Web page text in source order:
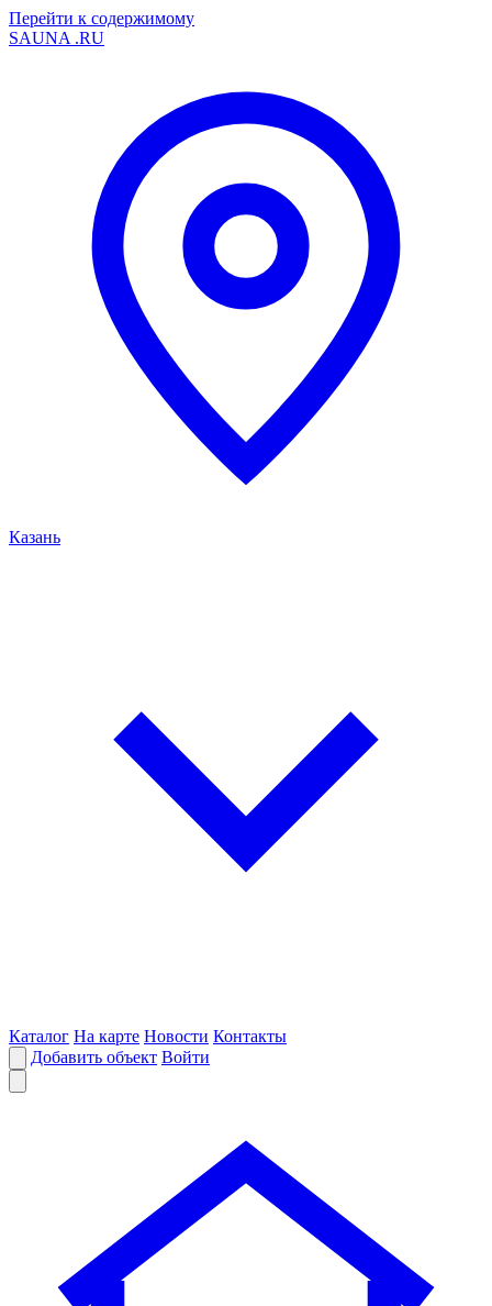
Перейти к содержимому
SAUNA .RU
Казань
Каталог На карте Новости Контакты
Добавить объект Войти